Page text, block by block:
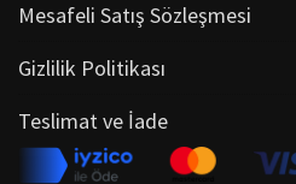
Mesafeli Satış Sözleşmesi
Gizlilik Politikası
Teslimat ve İade